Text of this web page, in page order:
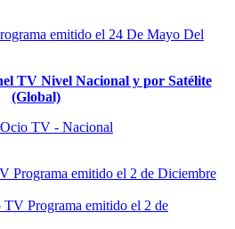
TV Nivel Nacional y por Satélite
(Global)
TV - Nacional
Programa emitido el 2 de Diciembre